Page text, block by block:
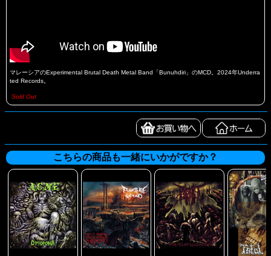
マレーシアのExperimental Brutal Death Metal Band「Bunuhdiri」のMCD。2024年Underra
ted Records。
Sold Out
こちらの商品も一緒にいかがですか？